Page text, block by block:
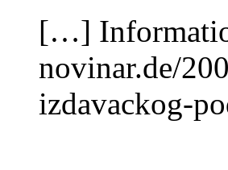
[…]
novinar.de/
izdavackog-